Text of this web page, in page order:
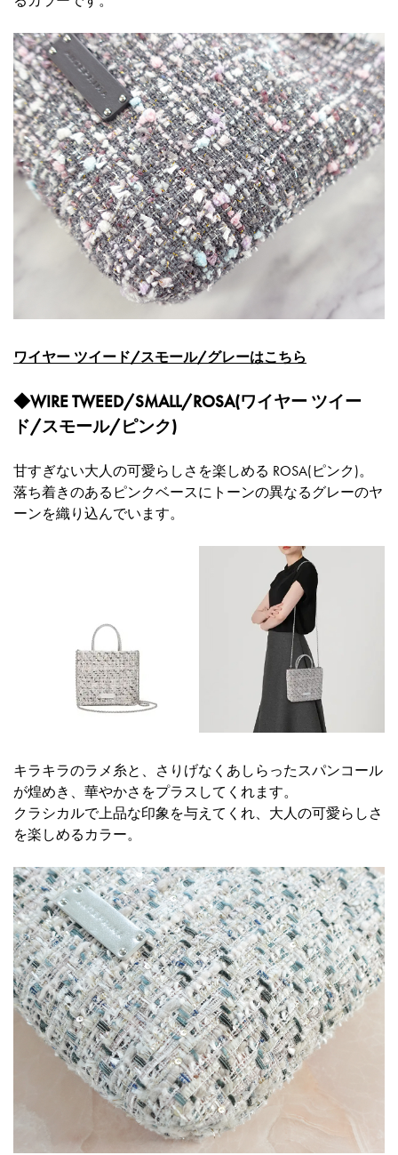
ワイヤー ツイード/スモール/グレーはこちら
◆WIRE TWEED/SMALL/ROSA(ワイヤー ツイー
ド/スモール/ピンク)
甘すぎない大人の可愛らしさを楽しめる ROSA(ピンク)。
落ち着きのあるピンクベースにトーンの異なるグレーのヤ
ーンを織り込んでいます。
キラキラのラメ糸と、さりげなくあしらったスパンコール
が煌めき、華やかさをプラスしてくれます。
クラシカルで上品な印象を与えてくれ、大人の可愛らしさ
を楽しめるカラー。